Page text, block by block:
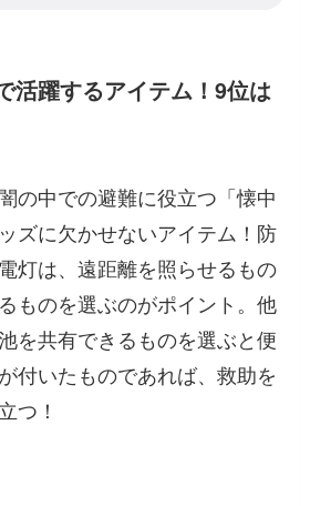
活躍するアイテム！9位は
の中での避難に役立つ「懐中
ズに欠かせないアイテム！防
灯は、遠距離を照らせるもの
ものを選ぶのがポイント。他
を共有できるものを選ぶと便
付いたものであれば、救助を
つ！